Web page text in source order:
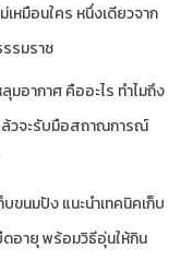
เหมือนใคร หนึ่งเดียวจาก
รมราช
มอากาศ คืออะไร ทำไมถึง
ล้วจะรับมือสถาณการณ์
บขนมปัง แนะนำเทคนิคเก็บ
อายุ พร้อมวิธีอุ่นให้กิน